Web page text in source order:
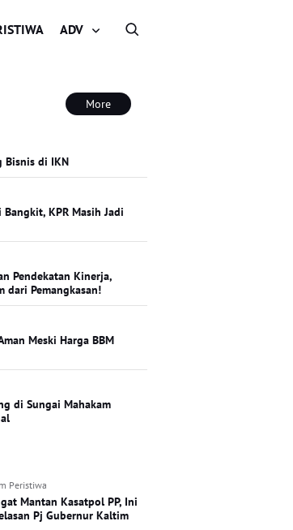
ADV
More
Bisnis di IKN
KPR Masih Jadi
Pendekatan Kinerja,
dari Pemangkasan!
Meski Harga BBM
di Sungai Mahakam
Peristiwa
Mantan Kasatpol PP, Ini
Pj Gubernur Kaltim